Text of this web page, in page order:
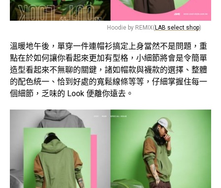
Hoodie by REMIX(LAB select shop)
溫暖地午後，單穿一件連帽衫搞定上身當然不是問題，重
點在於如何讓你看起來更加有型格，小細節將會是令簡單
造型看起來不無聊的關鍵，諸如帽款與襪款的選擇、整體
的配色統一、恰到好處的寬鬆線條等等，仔細掌握住每一
個細節，乏味的 Look 便離你遠去。